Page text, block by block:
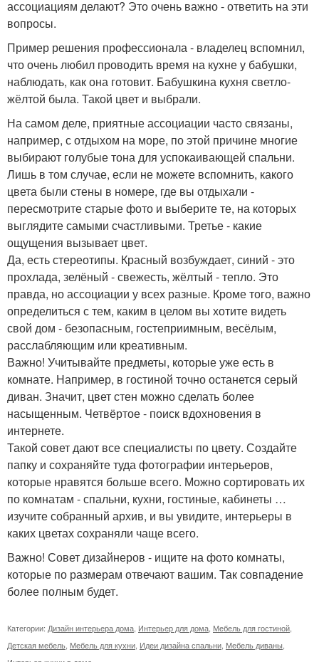
ассоциациям делают? Это очень важно - ответить на эти
вопросы.
Пример решения профессионала - владелец вспомнил,
что очень любил проводить время на кухне у бабушки,
наблюдать, как она готовит. Бабушкина кухня светло-
жёлтой была. Такой цвет и выбрали.
На самом деле, приятные ассоциации часто связаны,
например, с отдыхом на море, по этой причине многие
выбирают голубые тона для успокаивающей спальни.
Лишь в том случае, если не можете вспомнить, какого
цвета были стены в номере, где вы отдыхали -
пересмотрите старые фото и выберите те, на которых
выглядите самыми счастливыми. Третье - какие
ощущения вызывает цвет.
Да, есть стереотипы. Красный возбуждает, синий - это
прохлада, зелёный - свежесть, жёлтый - тепло. Это
правда, но ассоциации у всех разные. Кроме того, важно
определиться с тем, каким в целом вы хотите видеть
свой дом - безопасным, гостеприимным, весёлым,
расслабляющим или креативным.
Важно! Учитывайте предметы, которые уже есть в
комнате. Например, в гостиной точно останется серый
диван. Значит, цвет стен можно сделать более
насыщенным. Четвёртое - поиск вдохновения в
интернете.
Такой совет дают все специалисты по цвету. Создайте
папку и сохраняйте туда фотографии интерьеров,
которые нравятся больше всего. Можно сортировать их
по комнатам - спальни, кухни, гостиные, кабинеты …
изучите собранный архив, и вы увидите, интерьеры в
каких цветах сохраняли чаще всего.
Важно! Совет дизайнеров - ищите на фото комнаты,
которые по размерам отвечают вашим. Так совпадение
более полным будет.
Категории: Дизайн интерьера дома, Интерьер для дома, Мебель для гостиной,
Детская мебель, Мебель для кухни, Идеи дизайна спальни, Мебель диваны,